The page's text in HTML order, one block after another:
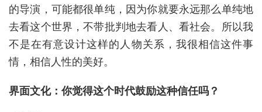
的导演，可能都很单纯，因为你就要永远那么单纯地
去看这个世界，不带批判地去看人、看社会。所以我
不是在有意设计这样的人物关系，我很相信这件事
情，相信人性的美好。
界面文化：你觉得这个时代鼓励这种信任吗？